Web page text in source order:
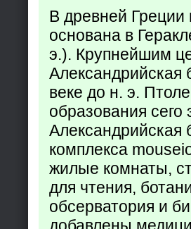
В древней Греции
основана в
э.). Крупнейшим
Александрийская
веке до н. э.
образования сего
Александрийская
комплекса
жилые комнаты,
для чтения,
обсерватория и